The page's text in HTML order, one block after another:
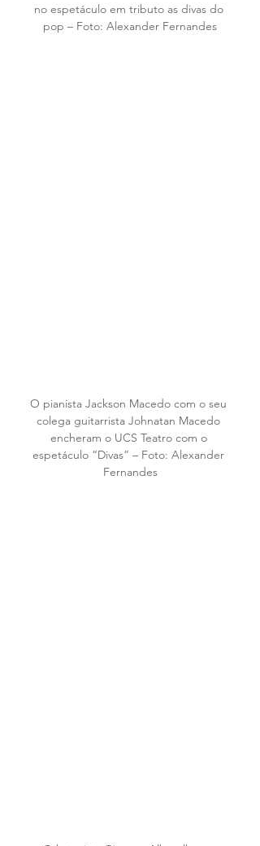
no espetáculo em tributo as divas do
pop – Foto: Alexander Fernandes
O pianista Jackson Macedo com o seu
colega guitarrista Johnatan Macedo
encheram o UCS Teatro com o
espetáculo “Divas” – Foto: Alexander
Fernandes